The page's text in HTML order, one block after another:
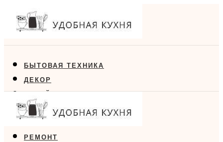
БЫТОВАЯ ТЕХНИКА
ДЕКОР
ДИЗАЙН
ЕДА
РЕМОНТ